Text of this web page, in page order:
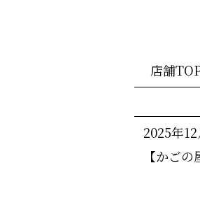
店舗
2025年
【かご